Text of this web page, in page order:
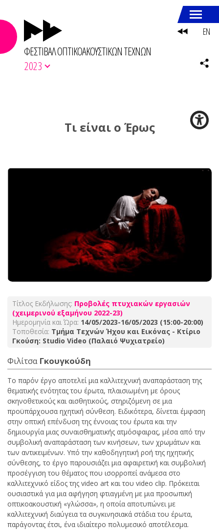
ΦΕΣΤΙΒΑΛ ΟΠΤΙΚΟΑΚΟΥΣΤΙΚΩΝ ΤΕΧΝΩΝ
2023
Τι είναι ο Έρως
Τίτλος Εκδήλωσης: Προβολές πτυχιακών εργασιών
(χειμερινού εξαμήνου 2022-23)
Ημερομηνία και Ώρα: 14/05/2023-16/05/2023 (15:00-20:00)
Τοποθεσία: Τμήμα Τεχνών Ήχου και Εικόνας - Κτίριο
Γκούση: Studio Video (Παλαιό Ψυχιατρείο)
Φιλίτσα Γκουγκούδη
To παρόν έργο αποτελεί μια καλλιτεχνική αναπαράσταση της
θεματικής ενότητας του έρωτα, πλαισιωμένη με όρους
σκηνοθετικούς και αισθητικούς, στηριζόμενη σε μια
προϋπάρχουσα ηχητική σύνθεση. Ειδικότερα, δίνεται έμφαση
στην οπτική επένδυση της έννοιας του έρωτα και την
δημιουργία μιας συναισθηματικής ατμόσφαιρας, μέσα από την
συμβολική αναπαράσταση των κινήσεων, των χρωμάτων και
των αντικειμένων. Υπό την καθοδηγητική ροή της ηχητικής
σύνθεσης, το έργο παρουσιάζει μια αφαιρετική και συμβολική
προσέγγιση του θέματος που ισορροπεί ανάμεσα στο
καλλιτεχνικό είδος της video art και του video clip. Πρόκειται
ουσιαστικά για μια αφήγηση φτιαγμένη με μια προσωπική
οπτικοακουστική «γλώσσα», η οποία αποτυπώνει με
καλλιτεχνική διαύγεια τα συγκινησιακά στάδια του έρωτα,
παράγοντας έτσι, ένα ιδιαίτερο πολυμεσικό αποτέλεσμα.
EN